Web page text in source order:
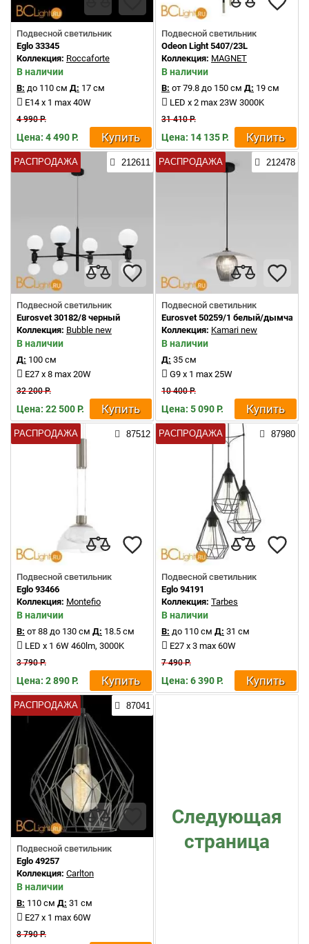
Подвесной светильник
Eglo 33345
Коллекция: Roccaforte
В наличии
В: до 110 см Д: 17 см
E14 x 1 max 40W
4 990 Р.
Цена: 4 490 Р. Купить
Подвесной светильник
Odeon Light 5407/23L
Коллекция: MAGNET
В наличии
В: от 79.8 до 150 см Д: 19 см
LED x 2 max 23W 3000K
31 410 Р.
Цена: 14 135 Р. Купить
РАСПРОДАЖА 212611
Подвесной светильник
Eurosvet 30182/8 черный
Коллекция: Bubble new
В наличии
Д: 100 см
E27 x 8 max 20W
32 200 Р.
Цена: 22 500 Р. Купить
РАСПРОДАЖА 212478
Подвесной светильник
Eurosvet 50259/1 белый/
Коллекция: Kamari new
В наличии
Д: 35 см
G9 x 1 max 25W
10 400 Р.
Цена: 5 090 Р. Купить
РАСПРОДАЖА 87512
Подвесной светильник
Eglo 93466
Коллекция: Montefio
В наличии
В: от 88 до 130 см Д: 18.5 см
LED x 1 6W 460lm, 3000K
3 790 Р.
Цена: 2 890 Р. Купить
РАСПРОДАЖА 87980
Подвесной светильник
Eglo 94191
Коллекция: Tarbes
В наличии
В: до 110 см Д: 31 см
E27 x 3 max 60W
7 490 Р.
Цена: 6 390 Р. Купить
РАСПРОДАЖА 87041
Подвесной светильник
Eglo 49257
Коллекция: Carlton
В наличии
В: 110 см Д: 31 см
E27 x 1 max 60W
8 790 Р.
Следующая
страница